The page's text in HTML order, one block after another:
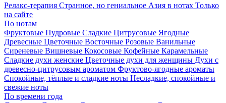
Релакс-терапия Странное, но гениальное Азия в нотах Только
на сайте
По нотам
Фруктовые Пудровые Сладкие Цитрусовые Ягодные
Древесные Цветочные Восточные Розовые Ванильные
Сиреневые Вишневые Кокосовые Кофейные Карамельные
Сладкие духи женские Цветочные духи для женщины Духи с
древесно-цитрусовым ароматом Фруктово-ягодные ароматы
Спокойные, тёплые и сладкие ноты Несладкие, спокойные и
свежие ноты
По времени года